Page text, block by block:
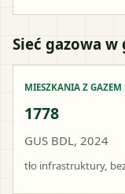
Sieć gazowa
MIESZKANIA Z GAZEM
1778
GUS BDL, 2024
tło infrastruktury,